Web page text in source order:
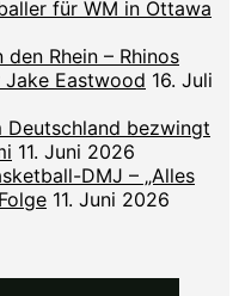
für WM in Ottawa
Rhein – Rhinos
Eastwood 16. Juli
Deutschland bezwingt
11. Juni 2026
DMJ – „Alles
11. Juni 2026